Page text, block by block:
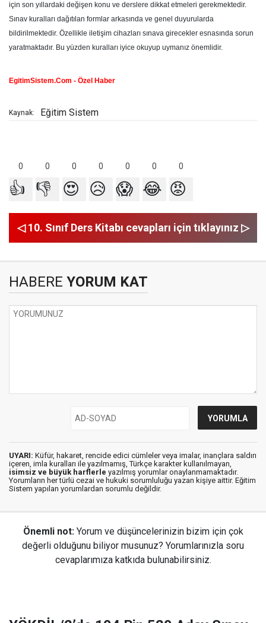
için son yıllardaki değişen konu ve derslere dikkat etmeleri gerekmektedir.
Sınav kuralları dağıtılan formlar arkasında ve genel duyurularda
bildirilmektedir. Özellikle iletişim cihazları sınava girecekler esnasında sorun
yaratmaktadır. Bu yüzden kuralları iyice okuyup uymanız önemlidir.
EgitimSistem.Com - Özel Haber
Kaynak: Eğitim Sistem
0 0 0 0 0 0 0
👍 👎 😍 😥 😱 😂 😡
◁ 10. Sınıf Ders Kitabı cevapları için tıklayınız ▷
HABERE YORUM KAT
UYARI: Küfür, hakaret, rencide edici cümleler veya imalar, inançlara saldırı
içeren, imla kuralları ile yazılmamış, Türkçe karakter kullanılmayan,
isimsiz ve büyük harflerle yazılmış yorumlar onaylanmamaktadır.
Yorumların her türlü cezai ve hukuki sorumluluğu yazan kişiye aittir. Eğitim
Sistem yapılan yorumlardan sorumlu değildir.
Önemli not: Yorum ve düşüncelerinizin bizim için çok
değerli olduğunu biliyor musunuz? Yorumlarınızla soru
cevaplarımıza katkıda bulunabilirsiniz.